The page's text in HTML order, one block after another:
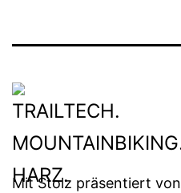
Mit Stolz präsentiert von